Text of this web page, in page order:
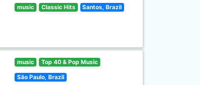
music Classic Hits Santos, Brazil
music Top 40 & Pop Music
São Paulo, Brazil